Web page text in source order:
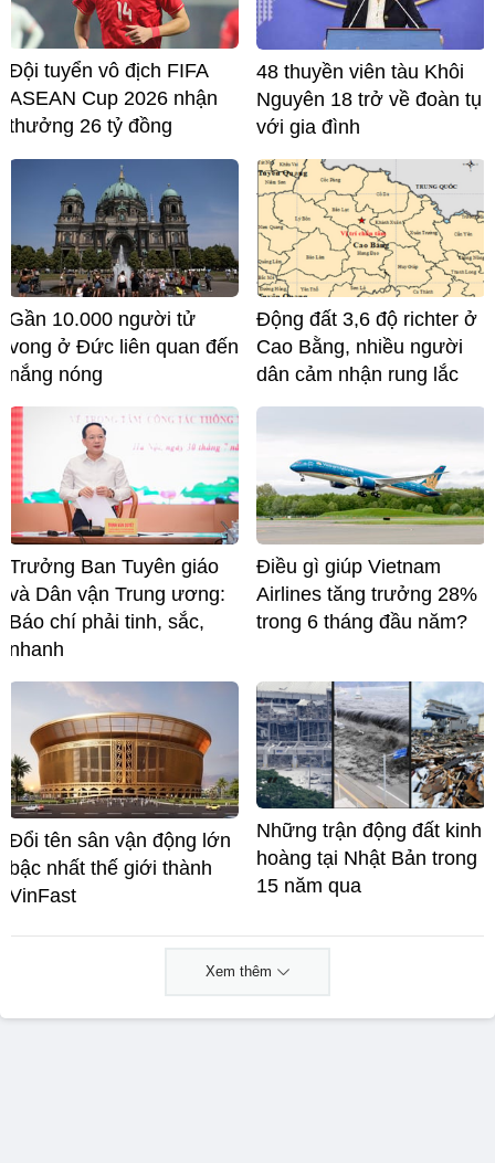
Đội tuyển vô địch FIFA
ASEAN Cup 2026 nhận
thưởng 26 tỷ đồng
48 thuyền viên tàu Khôi
Nguyên 18 trở về đoàn tụ
với gia đình
Gần 10.000 người tử
vong ở Đức liên quan đến
nắng nóng
Động đất 3,6 độ richter ở
Cao Bằng, nhiều người
dân cảm nhận rung lắc
Trưởng Ban Tuyên giáo
và Dân vận Trung ương:
Báo chí phải tinh, sắc,
nhanh
Điều gì giúp Vietnam
Airlines tăng trưởng 28%
trong 6 tháng đầu năm?
Đổi tên sân vận động lớn
bậc nhất thế giới thành
VinFast
Những trận động đất kinh
hoàng tại Nhật Bản trong
15 năm qua
Xem thêm